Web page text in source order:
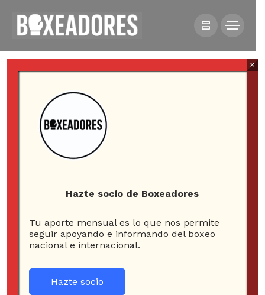
esparza
5
Hazte socio de Boxeadores
Tu aporte mensual es lo que nos permite
seguir apoyando e informando del boxeo
nacional e internacional.
Hazte socio
×